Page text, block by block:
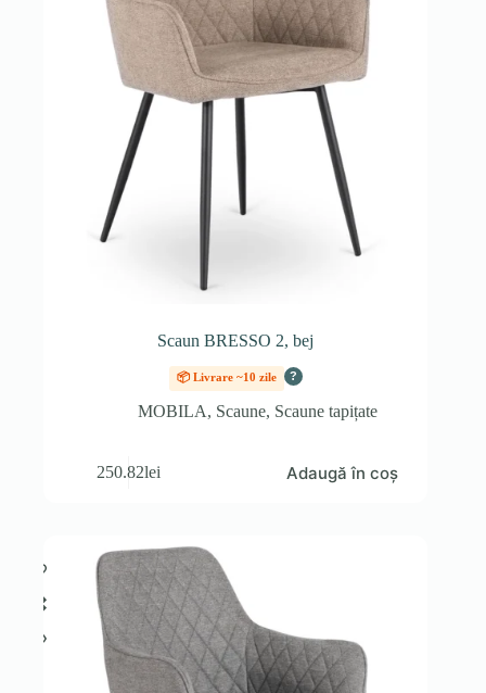
Scaun BRESSO 2, bej
📦 Livrare ~10 zile ?
MOBILA, Scaune, Scaune tapițate
250.82lei Adaugă în coș